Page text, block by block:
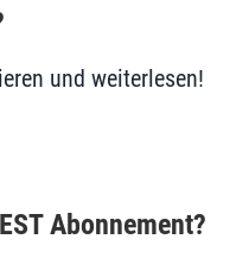
und weiterlesen!
Abonnement?